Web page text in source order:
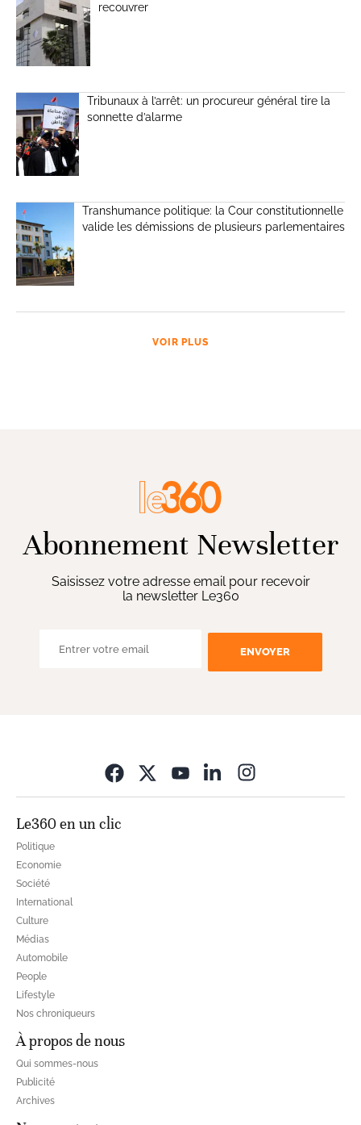
recouvrer
Tribunaux à l’arrêt: un procureur général tire la
sonnette d’alarme
Transhumance politique: la Cour constitutionnelle
valide les démissions de plusieurs parlementaires
VOIR PLUS
Abonnement Newsletter
Saisissez votre adresse email pour recevoir
la newsletter Le360
ENVOYER
Le360 en un clic
Politique
Economie
Société
International
Culture
Médias
Automobile
People
Lifestyle
Nos chroniqueurs
À propos de nous
Qui sommes-nous
Publicité
Archives